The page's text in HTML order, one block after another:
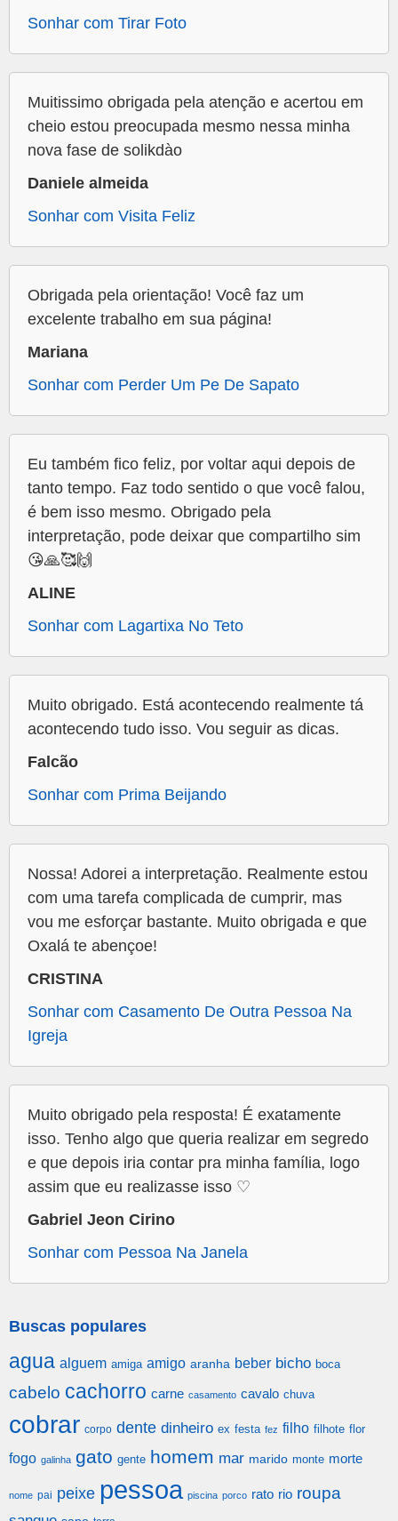
Sonhar com Tirar Foto
Muitissimo obrigada pela atenção e acertou em
cheio estou preocupada mesmo nessa minha
nova fase de solikdào
Daniele almeida
Sonhar com Visita Feliz
Obrigada pela orientação! Você faz um
excelente trabalho em sua página!
Mariana
Sonhar com Perder Um Pe De Sapato
Eu também fico feliz, por voltar aqui depois de
tanto tempo. Faz todo sentido o que você falou,
é bem isso mesmo. Obrigado pela
interpretação, pode deixar que compartilho sim
😘🙏🥰🙌
ALINE
Sonhar com Lagartixa No Teto
Muito obrigado. Está acontecendo realmente tá
acontecendo tudo isso. Vou seguir as dicas.
Falcão
Sonhar com Prima Beijando
Nossa! Adorei a interpretação. Realmente estou
com uma tarefa complicada de cumprir, mas
vou me esforçar bastante. Muito obrigada e que
Oxalá te abençoe!
CRISTINA
Sonhar com Casamento De Outra Pessoa Na
Igreja
Muito obrigado pela resposta! É exatamente
isso. Tenho algo que queria realizar em segredo
e que depois iria contar pra minha família, logo
assim que eu realizasse isso ♡
Gabriel Jeon Cirino
Sonhar com Pessoa Na Janela
Buscas populares
agua alguem amiga amigo aranha beber bicho boca
cabelo cachorro carne casamento cavalo chuva
cobrar corpo dente dinheiro ex festa fez filho filhote flor
fogo galinha gato gente homem mar marido monte morte
nome pai peixe pessoa piscina porco rato rio roupa